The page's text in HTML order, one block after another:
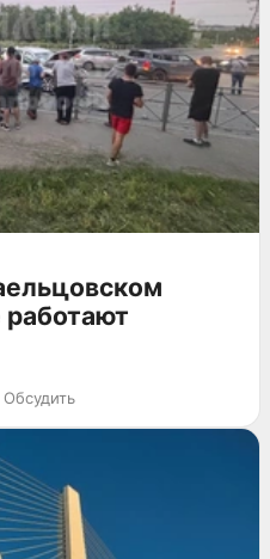
Обсудить